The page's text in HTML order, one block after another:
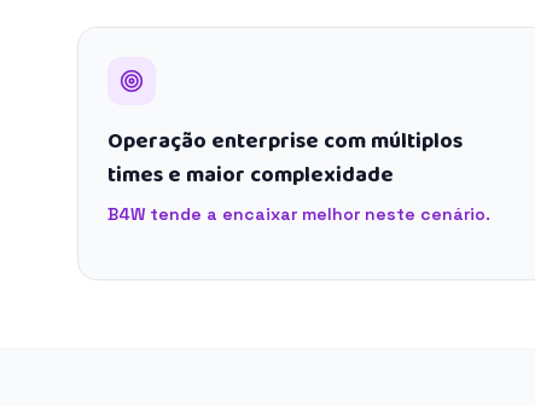
Operação enterprise com múltiplos
times e maior complexidade
B4W tende a encaixar melhor neste cenário.